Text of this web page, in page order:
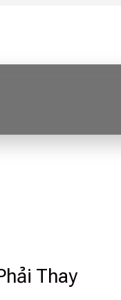
Thay